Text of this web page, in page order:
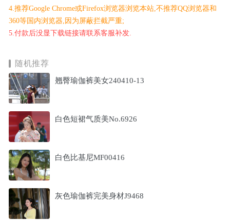
4.推荐Google Chrome或Firefox浏览器浏览本站,不推荐QQ浏览器和
360等国内浏览器,因为屏蔽拦截严重;
5.付款后没显下载链接请联系客服补发.
随机推荐
翘臀瑜伽裤美女240410-13
白色短裙气质美No.6926
白色比基尼MF00416
灰色瑜伽裤完美身材J9468